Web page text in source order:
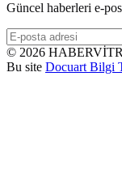
Güncel haberleri e-
© 2026
Bu site Docuart Bilgi